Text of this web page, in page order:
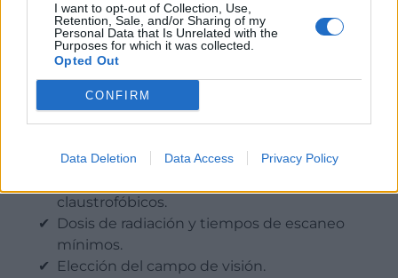
I want to opt-out of Collection, Use,
Retention, Sale, and/or Sharing of my
Personal Data that Is Unrelated with the
Purposes for which it was collected.
Opted Out
CONFIRM
Data Deletion Data Access Privacy Policy
Obtención de imágenes libres de
distorsiones.
Aumento de la precisión diagnóstica que se
endodoncia aún no visibles en radiografía
mejora la comodidad del paciente durante
claustrofóbicos.
Dosis de radiación y tiempos de escaneo
mínimos.
Elección del campo de visión.